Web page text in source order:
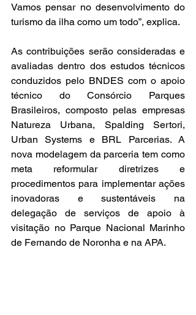
Vamos pensar no desenvolvimento do
turismo da ilha como um todo”, explica.
As contribuições serão consideradas e
avaliadas dentro dos estudos técnicos
conduzidos pelo BNDES com o apoio
técnico do Consórcio Parques
Brasileiros, composto pelas empresas
Natureza Urbana, Spalding Sertori,
Urban Systems e BRL Parcerias. A
nova modelagem da parceria tem como
meta reformular diretrizes e
procedimentos para implementar ações
inovadoras e sustentáveis na
delegação de serviços de apoio à
visitação no Parque Nacional Marinho
de Fernando de Noronha e na APA.